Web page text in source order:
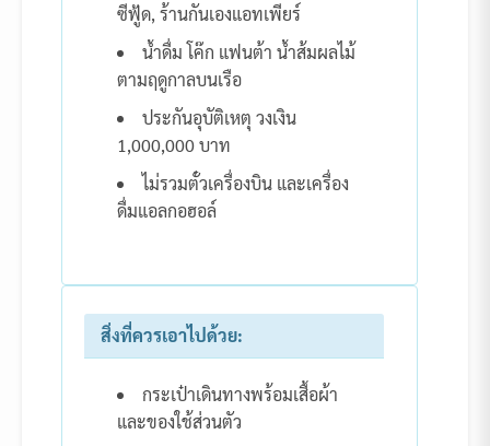
ซีฟู้ด, ร้านกันเองแอทเพียร์
น้ำดื่ม โค๊ก แฟนต้า น้ำส้มผลไม้
ตามฤดูกาลบนเรือ
ประกันอุบัติเหตุ วงเงิน
1,000,000 บาท
ไม่รวมตั๋วเครื่องบิน และเครื่อง
ดื่มแอลกอฮอล์
สิ่งที่ควรเอาไปด้วย:
กระเป๋าเดินทางพร้อมเสื้อผ้า
และของใช้ส่วนตัว